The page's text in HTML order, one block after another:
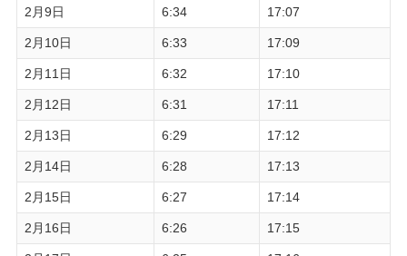
2月9日 6:34 17:07
2月10日 6:33 17:09
2月11日 6:32 17:10
2月12日 6:31 17:11
2月13日 6:29 17:12
2月14日 6:28 17:13
2月15日 6:27 17:14
2月16日 6:26 17:15